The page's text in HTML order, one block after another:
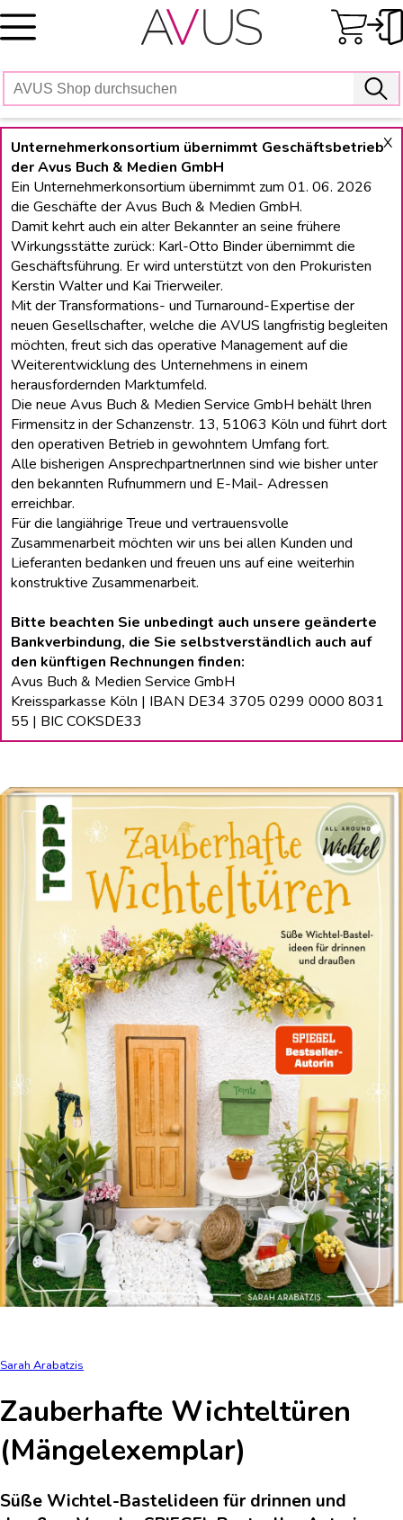
Skip
to
X
Unternehmerkonsortium übernimmt Geschäftsbetrieb
der Avus Buch & Medien GmbH
Ein Unternehmerkonsortium übernimmt zum 01. 06. 2026
die Geschäfte der Avus Buch & Medien GmbH.
Damit kehrt auch ein alter Bekannter an seine frühere
Wirkungsstätte zurück: Karl-Otto Binder übernimmt die
Geschäftsführung. Er wird unterstützt von den Prokuristen
Kerstin Walter und Kai Trierweiler.
Mit der Transformations- und Turnaround-Expertise der
neuen Gesellschafter, welche die AVUS langfristig begleiten
möchten, freut sich das operative Management auf die
Weiterentwicklung des Unternehmens in einem
herausfordernden Marktumfeld.
Die neue Avus Buch & Medien Service GmbH behält lhren
Firmensitz in der Schanzenstr. 13, 51063 Köln und führt dort
den operativen Betrieb in gewohntem Umfang fort.
Alle bisherigen Ansprechpartnerlnnen sind wie bisher unter
den bekannten Rufnummern und E-Mail- Adressen
erreichbar.
Für die langiährige Treue und vertrauensvolle
Zusammenarbeit möchten wir uns bei allen Kunden und
Lieferanten bedanken und freuen uns auf eine weiterhin
konstruktive Zusammenarbeit.
Bitte beachten Sie unbedingt auch unsere geänderte
Bankverbindung, die Sie selbstverständlich auch auf
den künftigen Rechnungen finden:
Avus Buch & Medien Service GmbH
Kreissparkasse Köln | IBAN DE34 3705 0299 0000 8031
55 | BIC COKSDE33
Sarah Arabatzis
Zauberhafte Wichteltüren
(Mängelexemplar)
Süße Wichtel-Bastelideen für drinnen und